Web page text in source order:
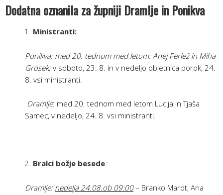
Dodatna oznanila za župniji Dramlje in Ponikva
Ministranti:
Ponikva: med 20. tednom med letom: Anej Ferlež in Miha
Grosek;v soboto, 23. 8. in v nedeljo obletnica porok, 24.
8. vsi ministranti.
Dramlje: med 20. tednom med letom Lucija in Tjaša
Samec, v nedeljo, 24. 8. vsi ministranti.
Bralci božje besede:
Dramlje: nedelja 24.08.ob 09:00– Branko Marot, Ana